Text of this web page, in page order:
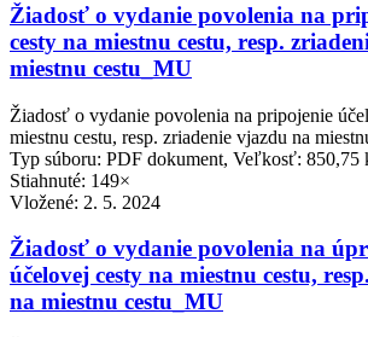
Žiadosť o vydanie povolenia na
cesty na miestnu cestu, resp.
miestnu cestu_MU
Žiadosť o vydanie povolenia na pripojenie
miestnu cestu, resp. zriadenie vjazdu na
Typ súboru: PDF dokument, Veľkosť: 850,75
Stiahnuté: 149×
Vložené: 2. 5. 2024
Žiadosť o vydanie povolenia na
účelovej cesty na miestnu cestu,
na miestnu cestu_MU